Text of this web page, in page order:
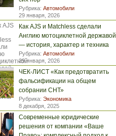
Рубрика: Автомобили
29 января, 2026
Как AJS и Matchless сделали
Англию мотоциклетной державой
— история, характер и техника
Рубрика: Автомобили
29 января, 2026
ЧЕК-ЛИСТ «Как предотвратить
фальсификации на общем
собрании СНТ»
Рубрика: Экономика
8 декабря, 2025
Современные юридические
решения от компании «Ваше